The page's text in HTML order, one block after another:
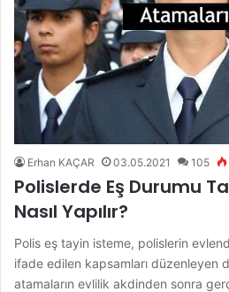
Erhan KAÇAR 03.05.2021 105
Polislerde Eş Durumu
Nasıl Yapılır?
Polis eş tayin isteme, polislerin
ifade edilen kapsamları düzenleyen
atamaların evlilik akdinden sonra